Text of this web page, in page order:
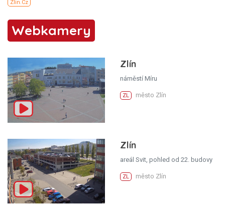
Webkamery
Zlín
náměstí Míru
ZL město Zlín
Zlín
areál Svit, pohled od 22. budovy
ZL město Zlín